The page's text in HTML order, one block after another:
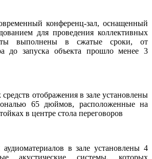
конференц-зал, оснащенный
для проведения коллективных
выполнены в сжатые сроки, от
до запуска объекта прошло менее 3
отображения в зале установлены
65 дюймов, расположенные на
в центре стола переговоров
в зале установлены 4